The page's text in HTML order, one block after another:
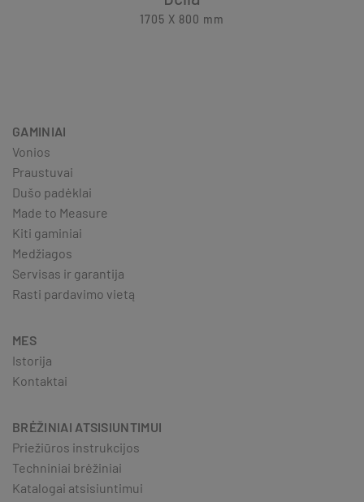
1705 X 800 mm
GAMINIAI
Vonios
Praustuvai
Dušo padėklai
Made to Measure
Kiti gaminiai
Medžiagos
Servisas ir garantija
Rasti pardavimo vietą
MES
Istorija
Kontaktai
BRĖŽINIAI ATSISIUNTIMUI
Priežiūros instrukcijos
Techniniai brėžiniai
Katalogai atsisiuntimui